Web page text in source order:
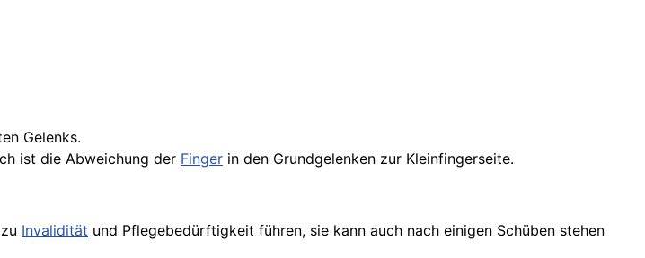
Gelenks.
ist die Abweichung der Finger in den Grundgelenken zur Kleinfingerseite.
Invalidität und Pflegebedürftigkeit führen, sie kann auch nach einigen Schüben stehen